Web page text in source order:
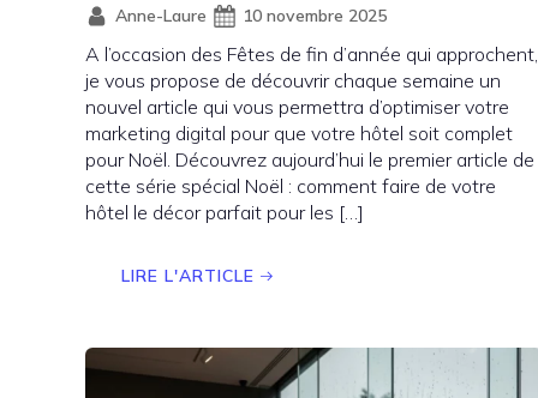
Anne-Laure 10 novembre 2025
A l’occasion des Fêtes de fin d’année qui approchent,
je vous propose de découvrir chaque semaine un
nouvel article qui vous permettra d’optimiser votre
marketing digital pour que votre hôtel soit complet
pour Noël. Découvrez aujourd’hui le premier article de
cette série spécial Noël : comment faire de votre
hôtel le décor parfait pour les […]
LIRE L'ARTICLE